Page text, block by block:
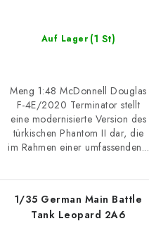
Auf Lager (1 St)
Meng 1:48 McDonnell Douglas
F-4E/2020 Terminator stellt
eine modernisierte Version des
türkischen Phantom II dar, die
im Rahmen einer umfassenden...
1/35 German Main Battle
Tank Leopard 2A6